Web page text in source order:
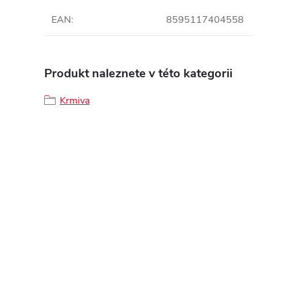
EAN: 8595117404558
Produkt naleznete v této kategorii
Krmiva